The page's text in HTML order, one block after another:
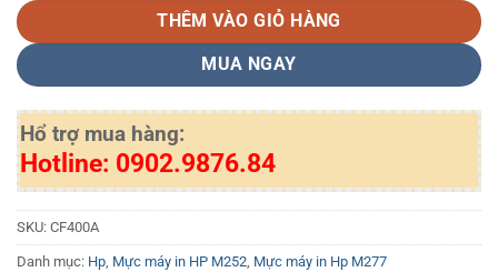
THÊM VÀO GIỎ HÀNG
MUA NGAY
Hổ trợ mua hàng:
Hotline: 0902.9876.84
SKU: CF400A
Danh mục: Hp, Mực máy in HP M252, Mực máy in Hp M277